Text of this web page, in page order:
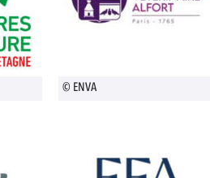
© ENVA